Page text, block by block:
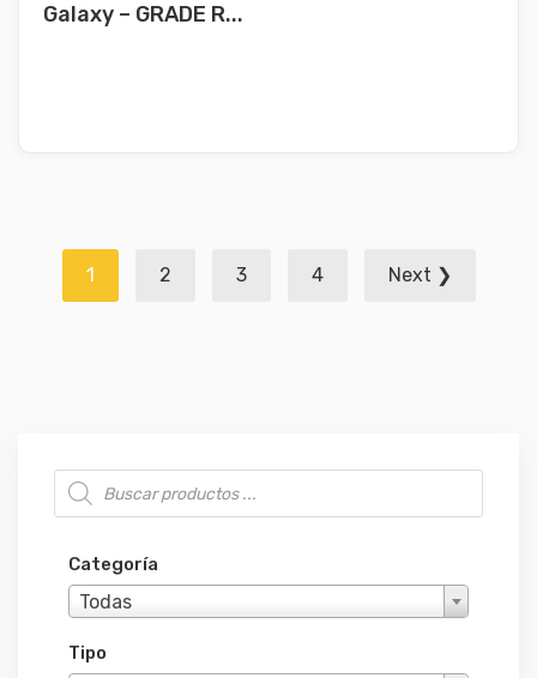
Búsqueda de productos
Categoría
Todas
Tipo
Galaxy – GRADE R...
Navegación
1 2 3 4 Next ❯